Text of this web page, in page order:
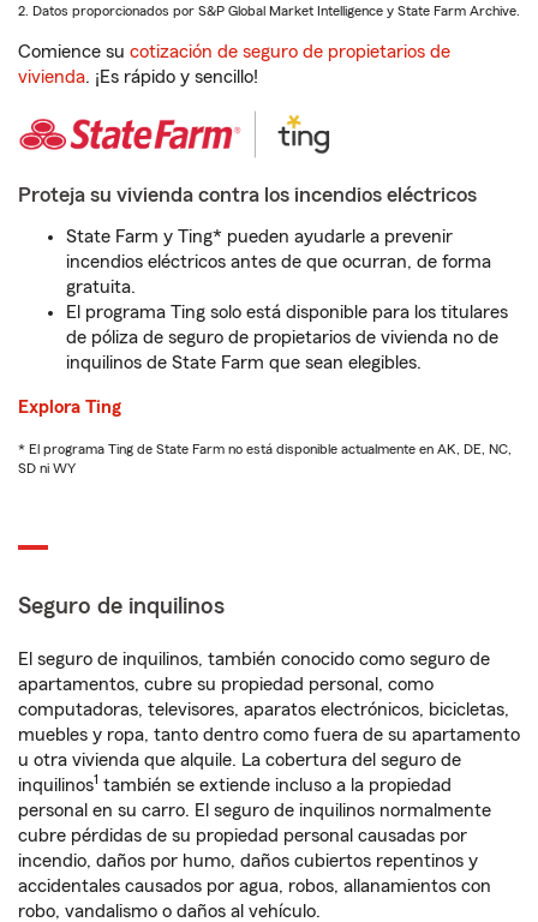
2. Datos proporcionados por S&P Global Market Intelligence y State Farm Archive.
Comience su cotización de seguro de propietarios de
vivienda. ¡Es rápido y sencillo!
Proteja su vivienda contra los incendios eléctricos
State Farm y Ting* pueden ayudarle a prevenir
incendios eléctricos antes de que ocurran, de forma
gratuita.
El programa Ting solo está disponible para los titulares
de póliza de seguro de propietarios de vivienda no de
inquilinos de State Farm que sean elegibles.
Explora Ting
* El programa Ting de State Farm no está disponible actualmente en AK, DE, NC,
SD ni WY
Seguro de inquilinos
El seguro de inquilinos, también conocido como seguro de
apartamentos, cubre su propiedad personal, como
computadoras, televisores, aparatos electrónicos, bicicletas,
muebles y ropa, tanto dentro como fuera de su apartamento
u otra vivienda que alquile. La cobertura del seguro de
inquilinos1 también se extiende incluso a la propiedad
personal en su carro. El seguro de inquilinos normalmente
cubre pérdidas de su propiedad personal causadas por
incendio, daños por humo, daños cubiertos repentinos y
accidentales causados por agua, robos, allanamientos con
robo, vandalismo o daños al vehículo.